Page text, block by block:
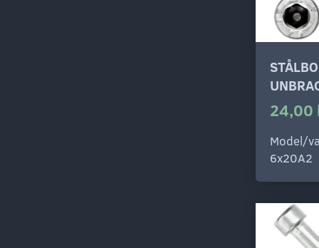
24,00
Model/
6x20A2